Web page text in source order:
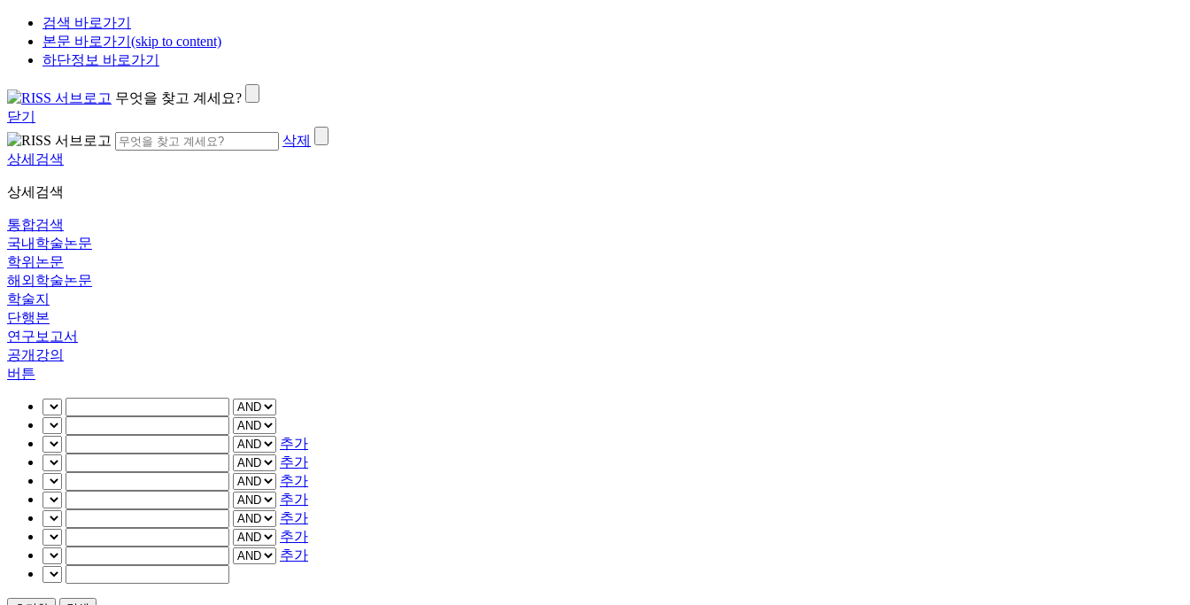
검색 바로가기
본문 바로가기(skip to content)
하단정보 바로가기
무엇을 찾고 계세요?
닫기
삭제
상세검색
상세검색
통합검색
국내학술논문
학위논문
해외학술논문
학술지
단행본
연구보고서
공개강의
버튼
추가
추가
추가
추가
추가
추가
추가